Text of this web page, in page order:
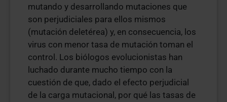
mutando y desarrollando mutaciones que
son perjudiciales para ellos mismos
(mutación deletérea) y, en consecuencia, los
virus con menor tasa de mutación toman el
control. Los biólogos evolucionistas han
luchado durante mucho tiempo con la
cuestión de que, dado el efecto perjudicial
de la carga mutacional, por qué las tasas de